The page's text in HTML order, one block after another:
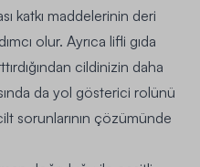
katkı maddelerinin deri
olur. Ayrıca lifli gıda
cildinizin daha
da yol gösterici rolünü
sorunlarının çözümünde